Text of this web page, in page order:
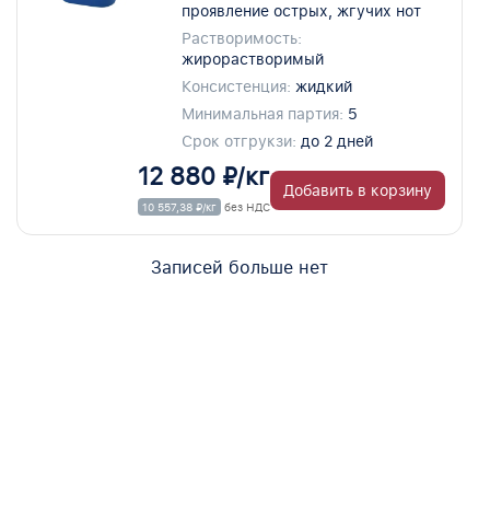
проявление острых, жгучих нот
Растворимость:
жирорастворимый
Консистенция: жидкий
Минимальная партия: 5
Срок отгрукзи: до 2 дней
12 880 ₽/кг
10 557,38 ₽/кг без НДС
Добавить в корзину
Записей больше нет